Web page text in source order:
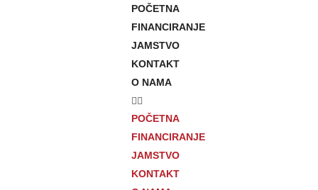
POČETNA
FINANCIRANJE
JAMSTVO
KONTAKT
O NAMA
POČETNA
FINANCIRANJE
JAMSTVO
KONTAKT